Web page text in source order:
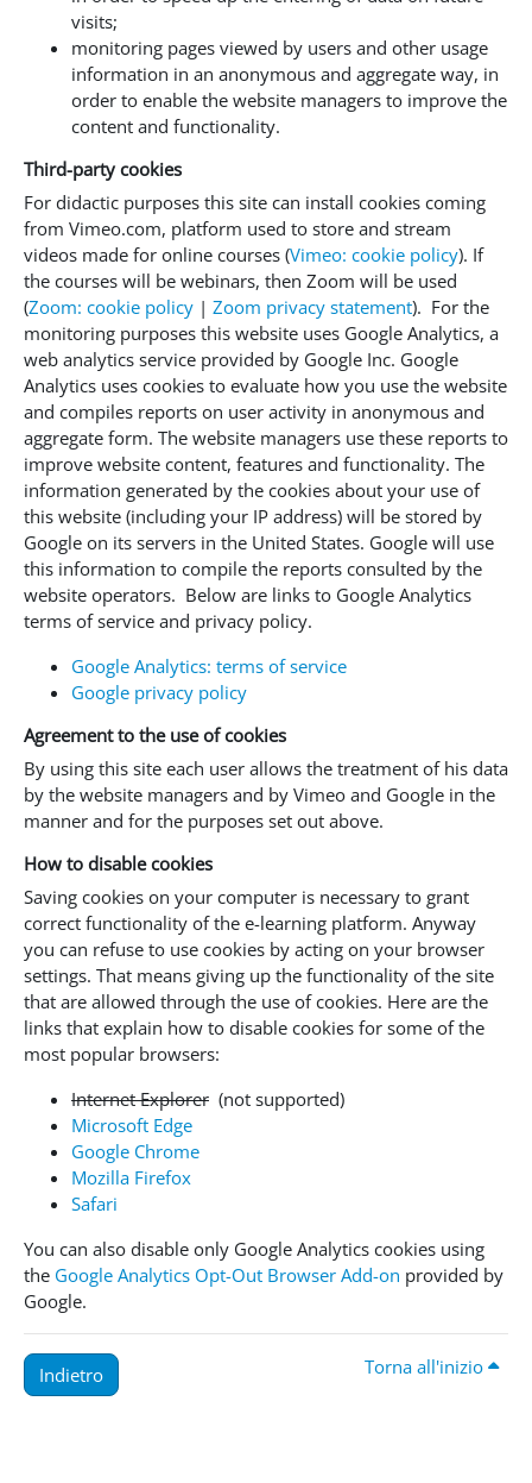
visits;
monitoring pages viewed by users and other usage
information in an anonymous and aggregate way, in
order to enable the website managers to improve the
content and functionality.
Third-party cookies
For didactic purposes this site can install cookies coming
from Vimeo.com, platform used to store and stream
videos made for online courses (Vimeo: cookie policy). If
the courses will be webinars, then Zoom will be used
(Zoom: cookie policy | Zoom privacy statement). For the
monitoring purposes this website uses Google Analytics, a
web analytics service provided by Google Inc. Google
Analytics uses cookies to evaluate how you use the website
and compiles reports on user activity in anonymous and
aggregate form. The website managers use these reports to
improve website content, features and functionality. The
information generated by the cookies about your use of
this website (including your IP address) will be stored by
Google on its servers in the United States. Google will use
this information to compile the reports consulted by the
website operators. Below are links to Google Analytics
terms of service and privacy policy.
Google Analytics: terms of service
Google privacy policy
Agreement to the use of cookies
By using this site each user allows the treatment of his data
by the website managers and by Vimeo and Google in the
manner and for the purposes set out above.
How to disable cookies
Saving cookies on your computer is necessary to grant
correct functionality of the e-learning platform. Anyway
you can refuse to use cookies by acting on your browser
settings. That means giving up the functionality of the site
that are allowed through the use of cookies. Here are the
links that explain how to disable cookies for some of the
most popular browsers:
Internet Explorer (not supported)
Microsoft Edge
Google Chrome
Mozilla Firefox
Safari
You can also disable only Google Analytics cookies using
the Google Analytics Opt-Out Browser Add-on provided by
Google.
Indietro Torna all'inizio